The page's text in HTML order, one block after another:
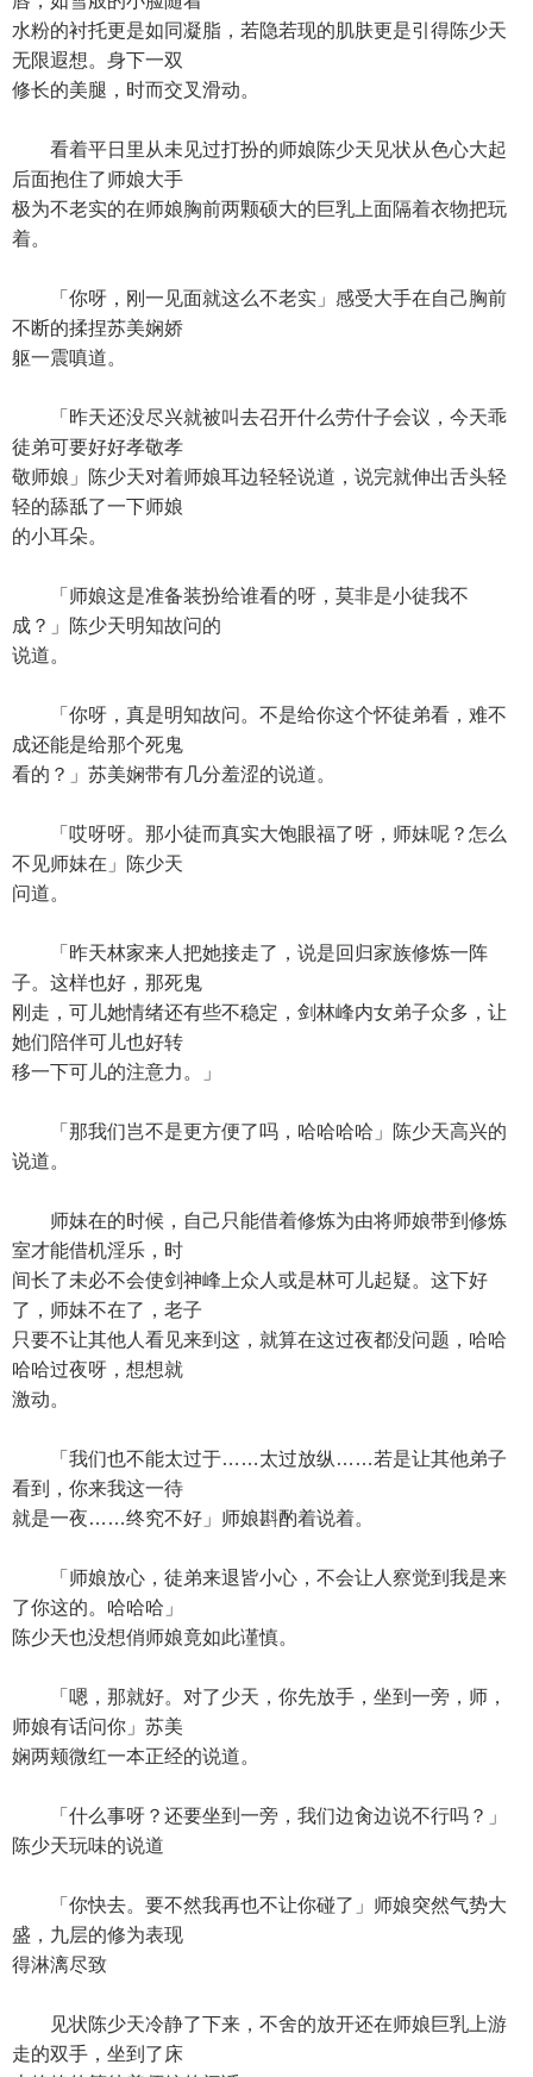
水粉的衬托更是如同凝脂，若隐若现的肌肤更是引得陈少天
无限遐想。身下一双
修长的美腿，时而交叉滑动。
看着平日里从未见过打扮的师娘陈少天见状从色心大起
后面抱住了师娘大手
极为不老实的在师娘胸前两颗硕大的巨乳上面隔着衣物把玩
着。
「你呀，刚一见面就这么不老实」感受大手在自己胸前
不断的揉捏苏美娴娇
躯一震嗔道。
「昨天还没尽兴就被叫去召开什么劳什子会议，今天乖
徒弟可要好好孝敬孝
敬师娘」陈少天对着师娘耳边轻轻说道，说完就伸出舌头轻
轻的舔舐了一下师娘
的小耳朵。
「师娘这是准备装扮给谁看的呀，莫非是小徒我不
成？」陈少天明知故问的
说道。
「你呀，真是明知故问。不是给你这个怀徒弟看，难不
成还能是给那个死鬼
看的？」苏美娴带有几分羞涩的说道。
「哎呀呀。那小徒而真实大饱眼福了呀，师妹呢？怎么
不见师妹在」陈少天
问道。
「昨天林家来人把她接走了，说是回归家族修炼一阵
子。这样也好，那死鬼
刚走，可儿她情绪还有些不稳定，剑林峰内女弟子众多，让
她们陪伴可儿也好转
移一下可儿的注意力。」
「那我们岂不是更方便了吗，哈哈哈哈」陈少天高兴的
说道。
师妹在的时候，自己只能借着修炼为由将师娘带到修炼
室才能借机淫乐，时
间长了未必不会使剑神峰上众人或是林可儿起疑。这下好
了，师妹不在了，老子
只要不让其他人看见来到这，就算在这过夜都没问题，哈哈
哈哈过夜呀，想想就
激动。
「我们也不能太过于……太过放纵……若是让其他弟子
看到，你来我这一待
就是一夜……终究不好」师娘斟酌着说着。
「师娘放心，徒弟来退皆小心，不会让人察觉到我是来
了你这的。哈哈哈」
陈少天也没想俏师娘竟如此谨慎。
「嗯，那就好。对了少天，你先放手，坐到一旁，师，
师娘有话问你」苏美
娴两颊微红一本正经的说道。
「什么事呀？还要坐到一旁，我们边肏边说不行吗？」
陈少天玩味的说道
「你快去。要不然我再也不让你碰了」师娘突然气势大
盛，九层的修为表现
得淋漓尽致
见状陈少天冷静了下来，不舍的放开还在师娘巨乳上游
走的双手，坐到了床